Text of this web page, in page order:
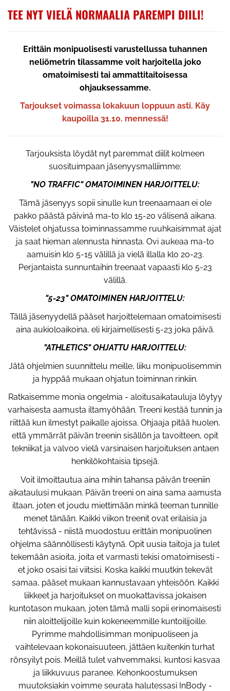
TEE NYT VIELÄ NORMAALIA PAREMPI DIILI!
Erittäin monipuolisesti varustellussa tuhannen
neliömetrin tilassamme voit harjoitella joko
omatoimisesti tai ammattitaitoisessa
ohjauksessamme.
Tarjoukset voimassa lokakuun loppuun asti. Käy
kaupoilla 31.10. mennessä!
Tarjouksista löydät nyt paremmat diilit kolmeen
suosituimpaan jäsenyysmalliimme:
"NO TRAFFIC" OMATOIMINEN HARJOITTELU:
Tämä jäsenyys sopii sinulle kun treenaamaan ei ole
pakko päästä päivinä ma-to klo 15-20 välisenä aikana.
Väistelet ohjatussa toiminnassamme ruuhkaisimmat ajat
ja saat hieman alennusta hinnasta. Ovi aukeaa ma-to
aamuisin klo 5-15 välillä ja vielä illalla klo 20-23.
Perjantaista sunnuntaihin treenaat vapaasti klo 5-23
välillä.
"5-23" OMATOIMINEN HARJOITTELU:
Tällä jäsenyydellä pääset harjoittelemaan omatoimisesti
aina aukioloaikoina, eli kirjaimellisesti 5-23 joka päivä.
"ATHLETICS" OHJATTU HARJOITTELU:
Jätä ohjelmien suunnittelu meille, liiku monipuolisemmin
ja hyppää mukaan ohjatun toiminnan rinkiin.
Ratkaisemme monia ongelmia - aloitusaikatauluja löytyy
varhaisesta aamusta iltamyöhään. Treeni kestää tunnin ja
riittää kun ilmestyt paikalle ajoissa. Ohjaaja pitää huolen,
että ymmärrät päivän treenin sisällön ja tavoitteen, opit
tekniikat ja valvoo vielä varsinaisen harjoituksen antaen
henkilökohtaisia tipsejä.
Voit ilmoittautua aina mihin tahansa päivän treeniin
aikataulusi mukaan. Päivän treeni on aina sama aamusta
iltaan, joten et joudu miettimään minkä teeman tunnille
menet tänään. Kaikki viikon treenit ovat erilaisia ja
tehtävissä - niistä muodostuu erittäin monipuolinen
ohjelma säännöllisesti käytynä. Opit uusia taitoja ja tulet
tekemään asioita, joita et varmasti tekisi omatoimisesti -
et joko osaisi tai viitsisi. Koska kaikki muutkin tekevät
samaa, pääset mukaan kannustavaan yhteisöön. Kaikki
liikkeet ja harjoitukset on muokattavissa jokaisen
kuntotason mukaan, joten tämä malli sopii erinomaisesti
niin aloittelijoille kuin kokeneemmille kuntoilijoille.
Pyrimme mahdollisimman monipuoliseen ja
vaihtelevaan kokonaisuuteen, jättäen kuitenkin turhat
rönsyilyt pois. Meillä tulet vahvemmaksi, kuntosi kasvaa
ja liikkuvuus paranee. Kehonkoostumuksen
muutoksiakin voimme seurata halutessasi InBody -